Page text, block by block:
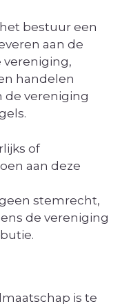
bestuur een
aan de
vereniging,
handelen
de vereniging
of
aan deze
stemrecht,
de vereniging
is te